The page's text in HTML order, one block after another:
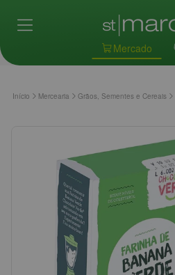
Mercado
Início Mercearia Grãos, Sementes e Cereais